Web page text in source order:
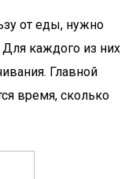
от еды, нужно
каждого из них
Главной
время, сколько